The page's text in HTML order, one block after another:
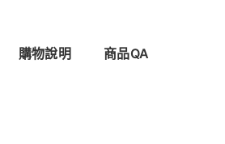
購物說明 商品QA